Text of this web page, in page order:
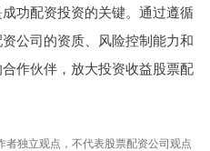
功配资投资的关键。通过遵循
公司的资质、风险控制能力和
作伙伴，放大投资收益股票配
者独立观点，不代表股票配资公司观点